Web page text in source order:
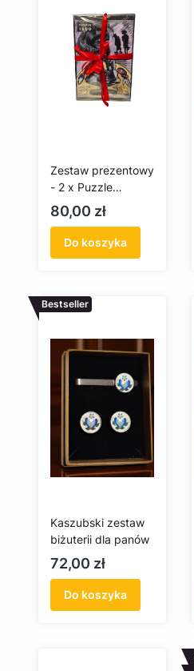
Zestaw prezentowy
- 2 x Puzzle
Witkacy
Cena
80,00 zł
Do koszyka
Bestseller
Kaszubski zestaw
biżuterii dla panów
Cena
72,00 zł
Do koszyka